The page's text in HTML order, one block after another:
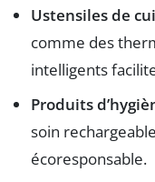
Ustensiles de
comme des
intelligents
Produits
soin
écoresponsable.